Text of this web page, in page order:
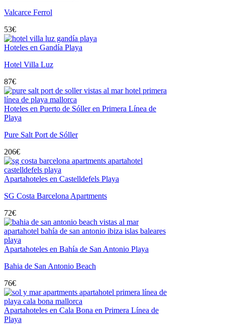
Valcarce Ferrol
53€
Hoteles en Gandía Playa
Hotel Villa Luz
87€
Hoteles en Puerto de Sóller en Primera Línea de
Playa
Pure Salt Port de Sóller
206€
Apartahoteles en Castelldefels Playa
SG Costa Barcelona Apartments
72€
Apartahoteles en Bahía de San Antonio Playa
Bahia de San Antonio Beach
76€
Apartahoteles en Cala Bona en Primera Línea de
Playa